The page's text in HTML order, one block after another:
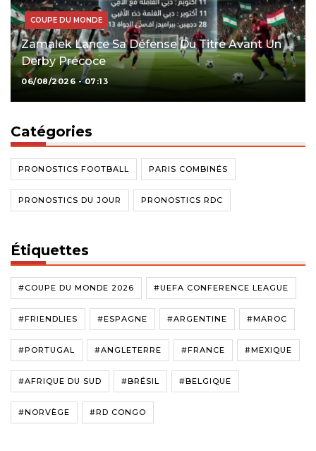
COUPE DU MONDE
Zamalek Lance Sa Défense Du Titre Avant Un
Derby Précoce
06/08/2026 - 07:13
Catégories
PRONOSTICS FOOTBALL PARIS COMBINÉS
PRONOSTICS DU JOUR PRONOSTICS RDC
Étiquettes
#COUPE DU MONDE 2026 #UEFA CONFERENCE LEAGUE
#FRIENDLIES #ESPAGNE #ARGENTINE #MAROC
#PORTUGAL #ANGLETERRE #FRANCE #MEXIQUE
#AFRIQUE DU SUD #BRÉSIL #BELGIQUE
#NORVÈGE #RD CONGO